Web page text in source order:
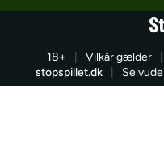
18+ Vilkår gælder
stopspillet.dk